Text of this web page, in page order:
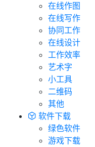
在线作图
在线写作
协同工作
在线设计
工作效率
艺术字
小工具
二维码
其他
软件下载
绿色软件
游戏下载